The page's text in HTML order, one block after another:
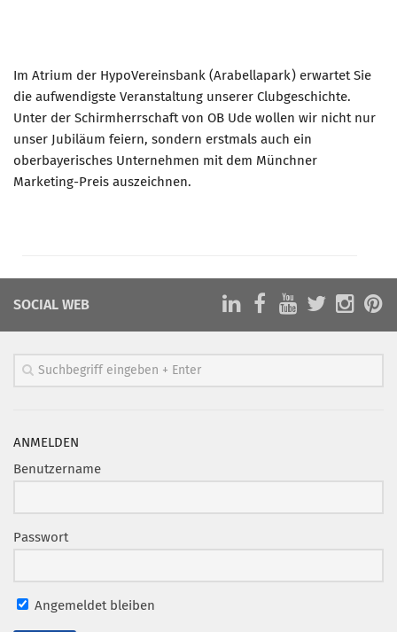
Im Atrium der HypoVereinsbank (Arabellapark) erwartet Sie
die aufwendigste Veranstaltung unserer Clubgeschichte.
Unter der Schirmherrschaft von OB Ude wollen wir nicht nur
unser Jubiläum feiern, sondern erstmals auch ein
oberbayerisches Unternehmen mit dem Münchner
Marketing-Preis auszeichnen.
SOCIAL WEB
ANMELDEN
Benutzername
Passwort
Angemeldet bleiben